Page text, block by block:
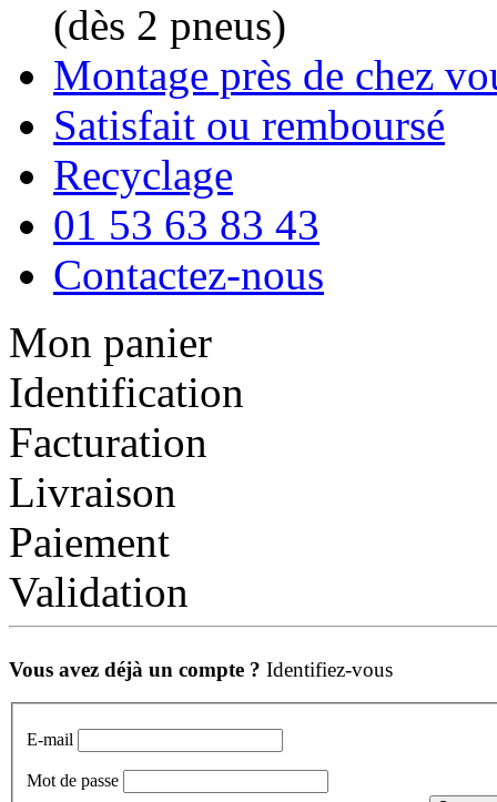
(dès 2 pneus)
Montage près de chez
Satisfait ou remboursé
Recyclage
01 53 63 83 43
Contactez-nous
Mon panier
Identification
Facturation
Livraison
Paiement
Validation
Vous avez déjà un compte ? Identifiez-vous
E-mail
Mot de passe